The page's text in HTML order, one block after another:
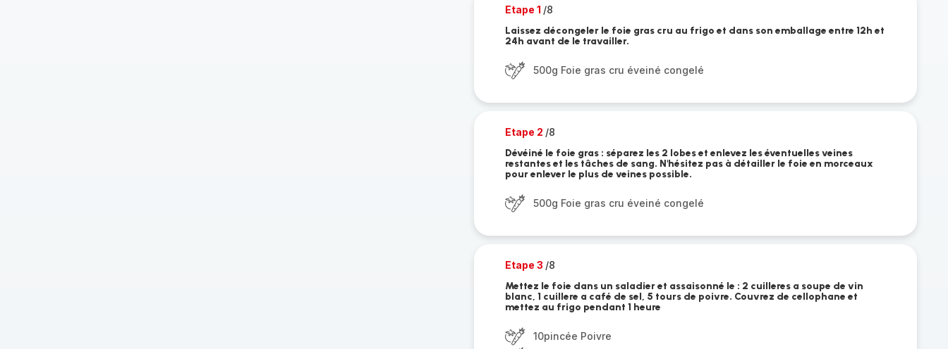
Etape 1 /8
Laissez décongeler le foie gras cru au frigo et dans son emballage entre 12h et
24h avant de le travailler.
500g Foie gras cru éveiné congelé
Etape 2 /8
Dévéiné le foie gras : séparez les 2 lobes et enlevez les éventuelles veines
restantes et les tâches de sang. N'hésitez pas à détailler le foie en morceaux
pour enlever le plus de veines possible.
500g Foie gras cru éveiné congelé
Etape 3 /8
Mettez le foie dans un saladier et assaisonné le : 2 cuilleres a soupe de vin
blanc, 1 cuillere a café de sel, 5 tours de poivre. Couvrez de cellophane et
mettez au frigo pendant 1 heure
10pincée Poivre